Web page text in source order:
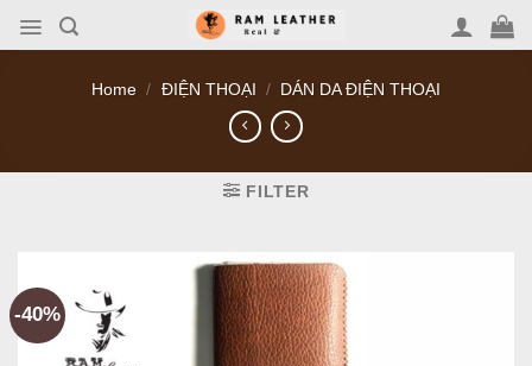
Home / ĐIỆN THOẠI / DÁN DA ĐIỆN THOẠI
FILTER
-40%